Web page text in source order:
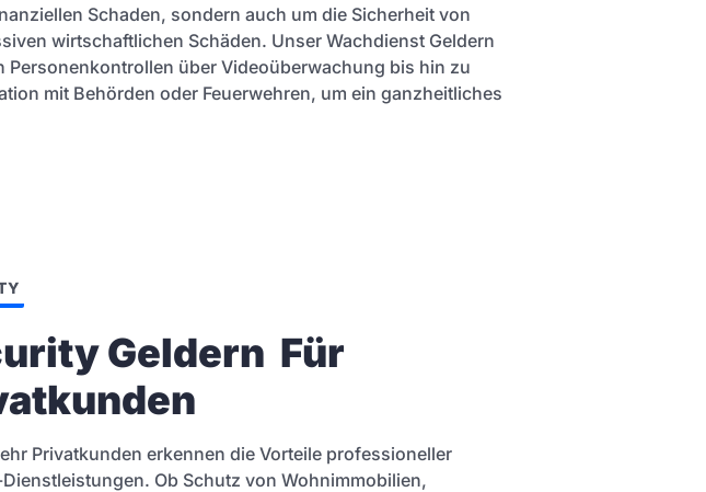
Schaden, sondern auch um die Sicherheit von
wirtschaftlichen Schäden. Unser Wachdienst Geldern
über Videoüberwachung bis hin zu
mit Behörden oder Feuerwehren, um ein ganzheitliches
Geldern  Für
Privatkunden erkennen die Vorteile professioneller
Ob Schutz von Wohnimmobilien,